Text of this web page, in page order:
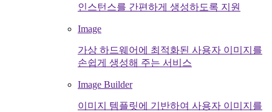
인스턴스를 간편하게 생성하도록 지원
Image
가상 하드웨어에 최적화된 사용자 이미지를
손쉽게 생성해 주는 서비스
Image Builder
이미지 템플릿에 기반하여 사용자 이미지를